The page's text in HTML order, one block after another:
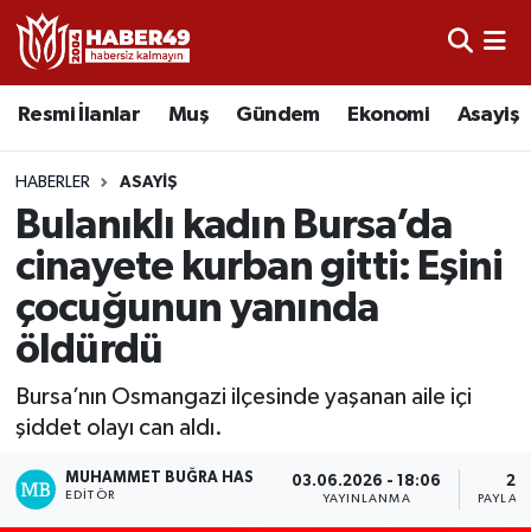
Resmi İlanlar Muş Gündem Ekonomi Asayiş
HABERLER ASAYIŞ
Bulanıklı kadın Bursa’da
cinayete kurban gitti: Eşini
çocuğunun yanında
öldürdü
Bursa’nın Osmangazi ilçesinde yaşanan aile içi
şiddet olayı can aldı.
MUHAMMET BUĞRA HAS
EDITÖR
03.06.2026 - 18:06
YAYINLANMA
2
Resmi İlanlar
Asayiş
Bölge
Eğitim
Ekonomi
Sağlık
Uşak Nöbetçi Eczaneler
Uşak Hava Durumu
Uşak Namaz Vakitleri
Uşak Trafik Yoğunluk Haritası
TFF 2.Lig Kırmızı Grup Puan Durumu ve Fikstür
Tüm Manşetler